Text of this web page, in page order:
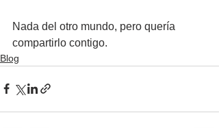
Nada del otro mundo, pero quería
compartirlo contigo.
Blog